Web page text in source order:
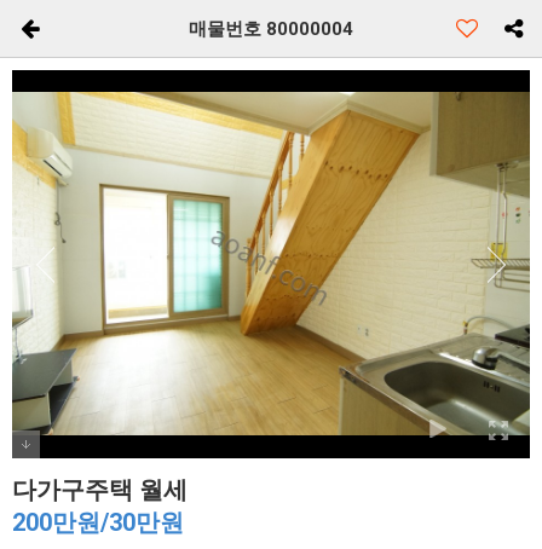
매물번호 80000004
다가구주택 월세
200만원/30만원